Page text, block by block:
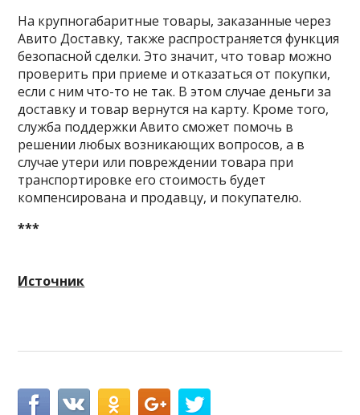
На крупногабаритные товары, заказанные через
Авито Доставку, также распространяется функция
безопасной сделки. Это значит, что товар можно
проверить при приеме и отказаться от покупки,
если с ним что-то не так. В этом случае деньги за
доставку и товар вернутся на карту. Кроме того,
служба поддержки Авито сможет помочь в
решении любых возникающих вопросов, а в
случае утери или повреждении товара при
транспортировке его стоимость будет
компенсирована и продавцу, и покупателю.
***
Источник